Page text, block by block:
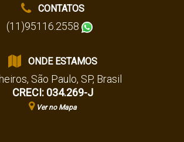
CONTATOS
(11)95116.2558
ONDE ESTAMOS
, São Paulo, SP, Brasil
CRECI: 034.269-J
Ver no Mapa